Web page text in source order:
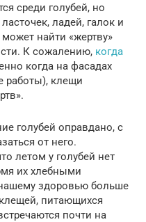
среди голубей, но
ладей, галок и
найти «жертву»
К сожалению, когда
когда на фасадах
работы), клещи
голубей оправдано, с
от него.
летом у голубей нет
их хлебными
здоровью больше
питающихся
почти на